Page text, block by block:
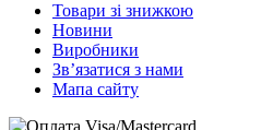
Товари зі знижкою
Новини
Виробники
Зв’язатися з нами
Мапа сайту